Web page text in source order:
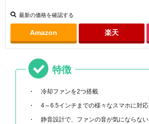
最新の価格を確認する
Amazon 楽天
特徴
冷却ファンを2つ搭載
4～6.5インチまでの様々なスマホに対応
静音設計で、ファンの音が気にならない